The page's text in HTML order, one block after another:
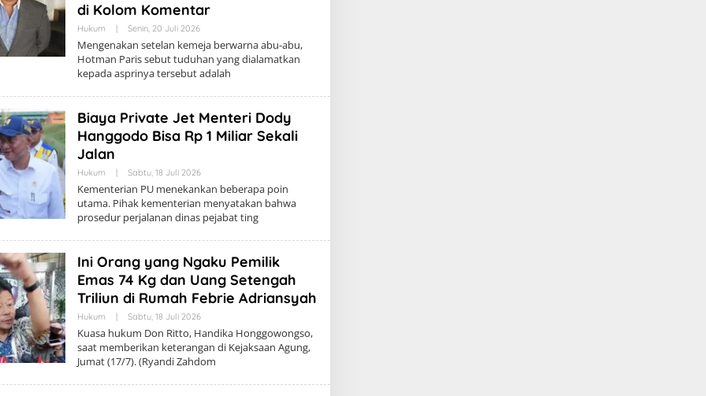
di Kolom Komentar
Hukum Senin, 20 Juli 2026
Mengenakan setelan kemeja berwarna abu-abu,
Hotman Paris sebut tuduhan yang dialamatkan
kepada asprinya tersebut adalah
Biaya Private Jet Menteri Dody
Hanggodo Bisa Rp 1 Miliar Sekali
Jalan
Hukum Sabtu, 18 Juli 2026
Kementerian PU menekankan beberapa poin
utama. Pihak kementerian menyatakan bahwa
prosedur perjalanan dinas pejabat ting
Ini Orang yang Ngaku Pemilik
Emas 74 Kg dan Uang Setengah
Triliun di Rumah Febrie Adriansyah
Hukum Sabtu, 18 Juli 2026
Kuasa hukum Don Ritto, Handika Honggowongso,
saat memberikan keterangan di Kejaksaan Agung,
Jumat (17/7). (Ryandi Zahdom